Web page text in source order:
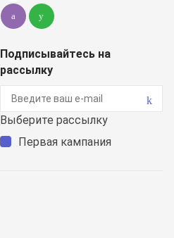
Подписывайтесь на
рассылку
Выберите рассылку
Первая кампания